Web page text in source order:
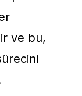
ve bu,